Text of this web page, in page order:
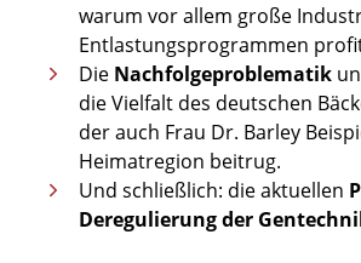
warum vor allem große
Entlastungsprogrammen
Die Nachfolgeproblematik
die Vielfalt des deutschen
der auch Frau Dr. Barley
Heimatregion beitrug.
Und schließlich: die aktuellen
Deregulierung der